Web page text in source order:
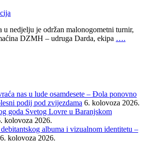
nedjelju je održan malonogometni turnir,
DZMH – udruga Darda, ekipa ….
nas u lude osamdesete – Đola ponovno
podij pod zvijezdama 6. kolovoza 2026.
goda Svetog Lovre u Baranjskom
kolovoza 2026.
albuma i vizualnom identitetu –
6. kolovoza 2026.